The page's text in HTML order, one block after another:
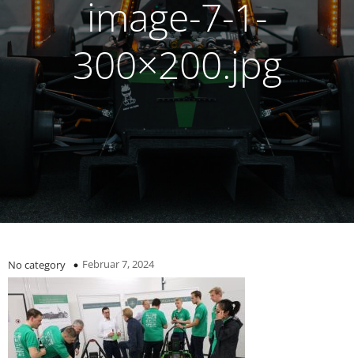
image-7-1-
300×200.jpg
No category Februar 7, 2024